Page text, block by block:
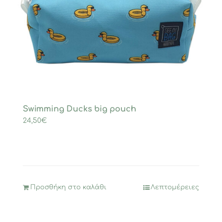
Swimming Ducks big pouch
24,50€
Προσθήκη στο καλάθι Λεπτομέρειες